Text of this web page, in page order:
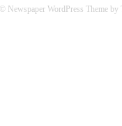
© Newspaper WordPress Theme by